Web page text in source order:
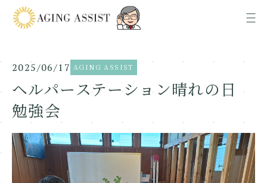
News
AGING ASSISTについて
2025/06/17 AGING ASSIST
ヘルパーステーション晴れの日
勉強会